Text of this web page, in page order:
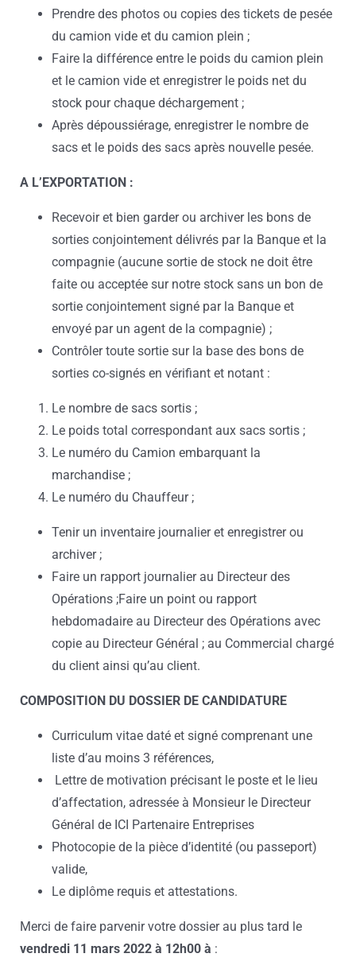
Prendre des photos ou copies des tickets de pesée
du camion vide et du camion plein ;
Faire la différence entre le poids du camion plein
et le camion vide et enregistrer le poids net du
stock pour chaque déchargement ;
Après dépoussiérage, enregistrer le nombre de
sacs et le poids des sacs après nouvelle pesée.
A L’EXPORTATION :
Recevoir et bien garder ou archiver les bons de
sorties conjointement délivrés par la Banque et la
compagnie (aucune sortie de stock ne doit être
faite ou acceptée sur notre stock sans un bon de
sortie conjointement signé par la Banque et
envoyé par un agent de la compagnie) ;
Contrôler toute sortie sur la base des bons de
sorties co-signés en vérifiant et notant :
Le nombre de sacs sortis ;
Le poids total correspondant aux sacs sortis ;
Le numéro du Camion embarquant la
marchandise ;
Le numéro du Chauffeur ;
Tenir un inventaire journalier et enregistrer ou
archiver ;
Faire un rapport journalier au Directeur des
Opérations ;Faire un point ou rapport
hebdomadaire au Directeur des Opérations avec
copie au Directeur Général ; au Commercial chargé
du client ainsi qu’au client.
COMPOSITION DU DOSSIER DE CANDIDATURE
Curriculum vitae daté et signé comprenant une
liste d’au moins 3 références,
Lettre de motivation précisant le poste et le lieu
d’affectation, adressée à Monsieur le Directeur
Général de ICI Partenaire Entreprises
Photocopie de la pièce d’identité (ou passeport)
valide,
Le diplôme requis et attestations.
Merci de faire parvenir votre dossier au plus tard le
vendredi 11 mars 2022 à 12h00 à :